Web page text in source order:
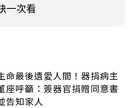
一次看
命最後遺愛人間！器捐病主
座呼籲：簽器官捐贈同意書
告知家人